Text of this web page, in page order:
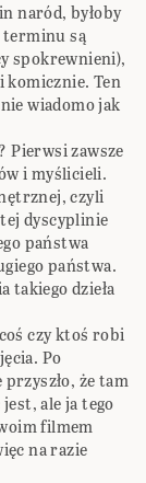
naród, byłoby
terminu są
spokrewnieni),
komicznie. Ten
wiadomo jak
Pierwsi zawsze
i myślicieli.
czyli
dyscyplinie
państwa
państwa.
takiego dzieła
czy ktoś robi
Po
że tam
ale ja tego
filmem
na razie